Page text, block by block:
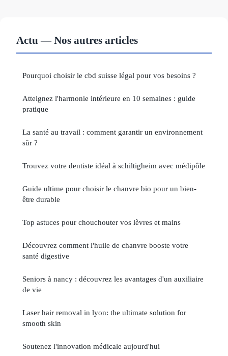
Actu — Nos autres articles
Pourquoi choisir le cbd suisse légal pour vos besoins ?
Atteignez l'harmonie intérieure en 10 semaines : guide
pratique
La santé au travail : comment garantir un environnement
sûr ?
Trouvez votre dentiste idéal à schiltigheim avec médipôle
Guide ultime pour choisir le chanvre bio pour un bien-
être durable
Top astuces pour chouchouter vos lèvres et mains
Découvrez comment l'huile de chanvre booste votre
santé digestive
Seniors à nancy : découvrez les avantages d'un auxiliaire
de vie
Laser hair removal in lyon: the ultimate solution for
smooth skin
Soutenez l'innovation médicale aujourd'hui